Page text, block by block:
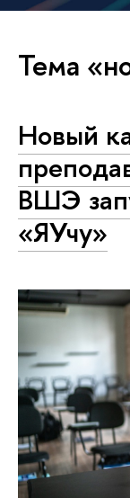
Тема
Новый
ВШЭ
«ЯУчу»